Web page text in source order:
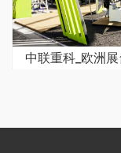
中联重科_欧洲